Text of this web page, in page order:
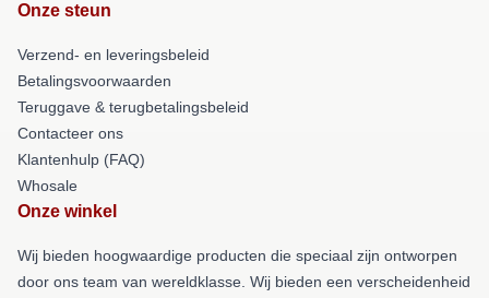
Onze steun
Verzend- en leveringsbeleid
Betalingsvoorwaarden
Teruggave & terugbetalingsbeleid
Contacteer ons
Klantenhulp (FAQ)
Whosale
Onze winkel
Wij bieden hoogwaardige producten die speciaal zijn ontworpen
door ons team van wereldklasse. Wij bieden een verscheidenheid